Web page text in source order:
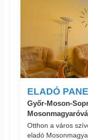
ELADÓ
Győr-Moson-
Otthon a város
eladó